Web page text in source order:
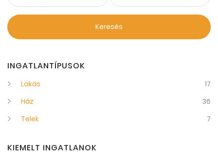
Keresés
INGATLANTÍPUSOK
Lakás
17
Ház
36
Telek
7
KIEMELT INGATLANOK